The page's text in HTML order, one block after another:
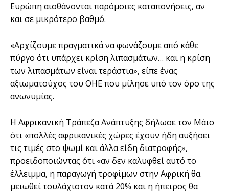
Ευρώπη αισθάνονται παρόμοιες καταπονήσεις, αν
και σε μικρότερο βαθμό.
«Αρχίζουμε πραγματικά να φωνάζουμε από κάθε
πύργο ότι υπάρχει κρίση λιπασμάτων… και η κρίση
των λιπασμάτων είναι τεράστια», είπε ένας
αξιωματούχος του ΟΗΕ που μίλησε υπό τον όρο της
ανωνυμίας.
Η Αφρικανική Τράπεζα Ανάπτυξης δήλωσε τον Μάιο
ότι «πολλές αφρικανικές χώρες έχουν ήδη αυξήσει
τις τιμές στο ψωμί και άλλα είδη διατροφής»,
προειδοποιώντας ότι «αν δεν καλυφθεί αυτό το
έλλειμμα, η παραγωγή τροφίμων στην Αφρική θα
μειωθεί τουλάχιστον κατά 20% και η ήπειρος θα